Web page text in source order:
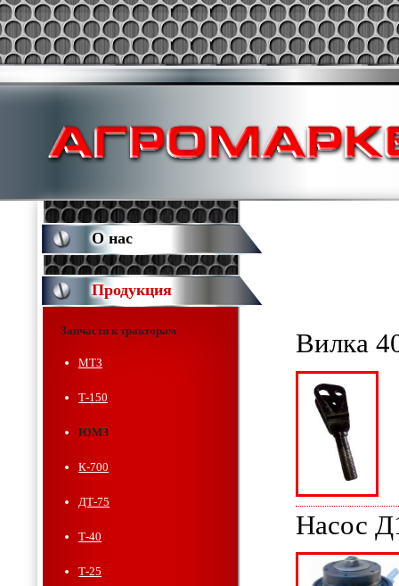
Вилка
Насос
О нас
Продукция
Запчасти к тракторам
МТЗ
Т-150
ЮМЗ
К-700
ДТ-75
Т-40
Т-25